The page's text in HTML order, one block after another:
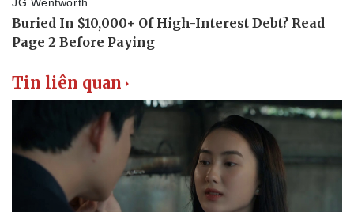
Nam khoa
Làm đẹp - giảm cân
Phòng mạch online
Tin liên quan